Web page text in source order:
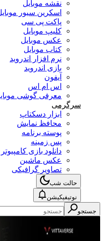
نقشه موبایل
اسکرین سیور
پاکت پی سی
کلیپ موبایل
عکس موبایل
کتاب موبایل
نرم افزار اندروید
بازی اندروید
آیفون
اس ام اس
معرفی گوشی
سرگرمی
ابزار دسکتاپ
محافظ نمایش
پوسته برنامه
پس زمینه
دانلود بازی کامپیوتر
عکس ماشین
تصاویر گرافیکی
حالت شب
نوتیفیکیشن
جستجو